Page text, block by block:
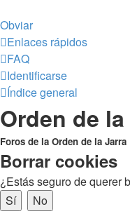
Obviar
Enlaces rápidos
FAQ
Identificarse
Índice general
Orden de
Foros de la Orden de la Jarra
Borrar cookies
¿Estás seguro de querer